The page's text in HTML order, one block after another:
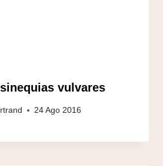
vulvares
24 Ago 2016